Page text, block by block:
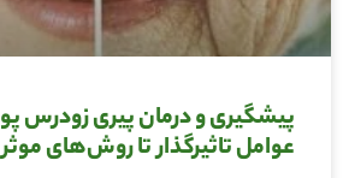
پیشگیری و درمان پیری زودرس
عوامل تاثیرگذار تا روش‌های